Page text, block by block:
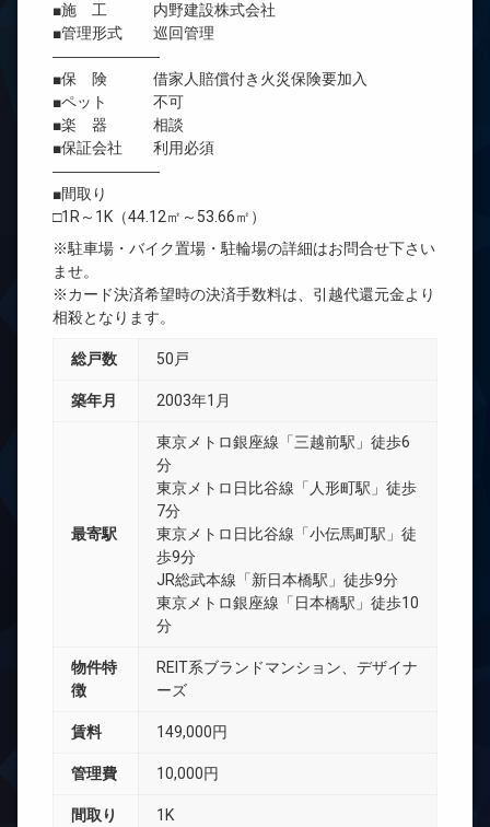
■施 工 内野建設株式会社
■管理形式 巡回管理
―――――――
■保 険 借家人賠償付き火災保険要加入
■ペット 不可
■楽 器 相談
■保証会社 利用必須
―――――――
■間取り
□1R～1K（44.12㎡～53.66㎡）
※駐車場・バイク置場・駐輪場の詳細はお問合せ下さい
ませ。
※カード決済希望時の決済手数料は、引越代還元金より
相殺となります。
総戸数 50戸
築年月 2003年1月
最寄駅
東京メトロ銀座線「三越前駅」徒歩6
分
東京メトロ日比谷線「人形町駅」徒歩
7分
東京メトロ日比谷線「小伝馬町駅」徒
歩9分
JR総武本線「新日本橋駅」徒歩9分
東京メトロ銀座線「日本橋駅」徒歩10
分
物件特
徴
REIT系ブランドマンション、デザイナ
ーズ
賃料 149,000円
管理費 10,000円
間取り 1K